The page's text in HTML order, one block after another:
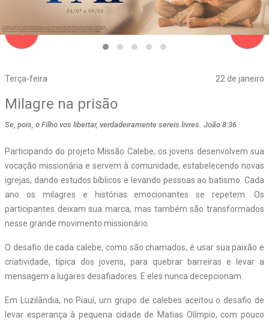
Terça-feira 22 de janeiro
navigate_before
Milagre na prisão
Se, pois, o Filho vos libertar, verdadeiramente sereis livres. João 8:36
Participando do projeto Missão Calebe, os jovens desenvolvem sua
vocação missionária e servem à comunidade, estabelecendo novas
igrejas, dando estudos bíblicos e levando pessoas ao batismo. Cada
ano os milagres e histórias emocionantes se repetem. Os
participantes deixam sua marca, mas também são transformados
nesse grande movimento missionário.
O desafio de cada calebe, como são chamados, é usar sua paixão e
criatividade, típica dos jovens, para quebrar barreiras e levar a
mensagem a lugares desafiadores. E eles nunca decepcionam.
Em Luzilândia, no Piauí, um grupo de calebes aceitou o desafio de
levar esperança à pequena cidade de Matias Olímpio, com pouco
navigate_next